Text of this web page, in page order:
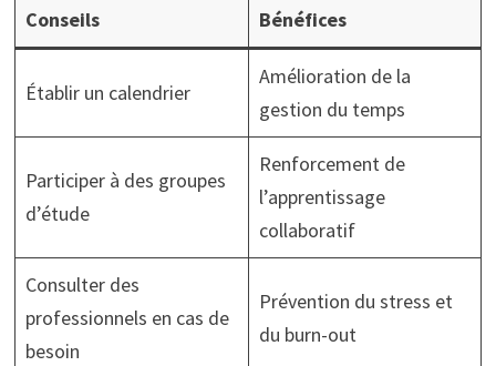
Conseils Bénéfices
Établir un calendrier
Amélioration de la
gestion du temps
Participer à des groupes
d’étude
Renforcement de
l’apprentissage
collaboratif
Consulter des
professionnels en cas de
besoin
Prévention du stress et
du burn-out